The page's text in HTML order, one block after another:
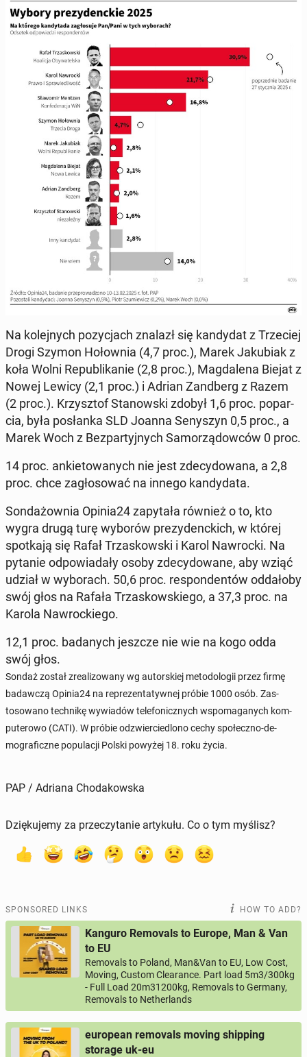
Na kole­jnych pozy­c­jach znalazł się kandy­dat z Trze­ciej
Drogi Szymon Hołow­n­ia (4,7 proc.), Marek Jaku­bi­ak z
koła Wolni Re­pub­likanie (2,8 proc.), Mag­dale­na Biejat z
Nowej Lewicy (2,1 proc.) i Adrian Zand­berg z Razem
(2 proc.). Krzysztof Stanows­ki zdobył 1,6 proc. popar­
cia, była posłan­ka SLD Joanna Senyszyn 0,5 proc., a
Marek Woch z Bez­par­tyjnych Samorzą­dow­ców 0 proc.
14 proc. anki­etowanych nie jest zde­cy­dowana, a 2,8
proc. chce za­głosować na innego kandy­da­ta.
Son­dażow­n­ia Opinia24 za­py­tała również o to, kto
wygra drugą turę wyborów prezy­denc­kich, w której
spotka­ją się Rafał Trza­skows­ki i Karol Nawroc­ki. Na
pytanie odpowiadały osoby zde­cy­dowane, aby wziąć
udział w wyb­o­rach. 50,6 proc. re­spon­den­tów odd­ało­by
swój głos na Rafała Trza­skowskiego, a 37,3 proc. na
Karola Nawrock­iego.
12,1 proc. badanych jeszcze nie wie na kogo odda
swój głos.
Sondaż został zre­al­i­zowany wg au­torskiej metodologii przez firmę
badaw­czą Opinia24 na reprezen­taty­wnej próbie 1000 osób. Za­s­
tosowano tech­nikę wywiadów tele­fon­icznych wspo­ma­ganych kom­
put­erowo (CATI). W próbie odzwier­cied­lono cechy społeczno-de­
mograficzne pop­u­lacji Polski powyżej 18. roku życia.
PAP / Adriana Chodakowska
Dziękujemy za przeczytanie artykułu. Co o tym myślisz?
SPONSORED LINKS HOW TO ADD?
Kanguro Removals to Europe, Man & Van
to EU
Removals to Poland, Man&Van to EU, Low Cost,
Moving, Custom Clearance. Part load 5m3/300kg
- Full Load 20m31200kg, Removals to Germany,
Removals to Netherlands
european removals moving shipping
storage uk-eu